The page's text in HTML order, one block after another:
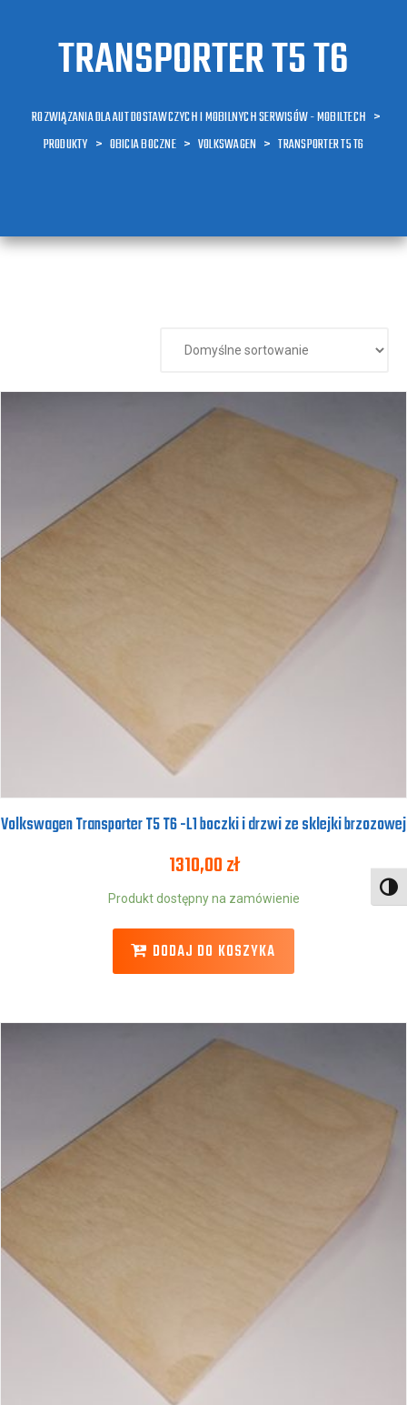
TRANSPORTER T5 T6
ROZWIĄZANIA DLA AUT DOSTAWCZYCH I MOBILNYCH SERWISÓW - MOBILTECH >
PRODUKTY > OBICIA BOCZNE > VOLKSWAGEN > TRANSPORTER T5 T6
Volkswagen Transporter T5 T6 -L1 boczki i drzwi ze sklejki brzozowej
1310,00zł
Produkt dostępny na zamówienie
DODAJ DO KOSZYKA